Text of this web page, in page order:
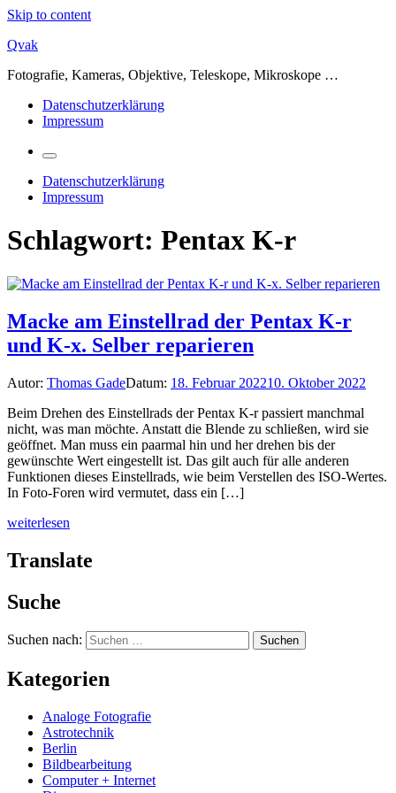
Skip to content
Qvak
Fotografie, Kameras, Objektive, Teleskope, Mikroskope …
Datenschutzerklärung
Impressum
Datenschutzerklärung
Impressum
Schlagwort: Pentax K-r
Macke am Einstellrad der Pentax K-r
und K-x. Selber reparieren
Autor: Thomas GadeDatum: 18. Februar 202210. Oktober 2022
Beim Drehen des Einstellrads der Pentax K-r passiert manchmal
nicht, was man möchte. Anstatt die Blende zu schließen, wird sie
geöffnet. Man muss ein paarmal hin und her drehen bis der
gewünschte Wert eingestellt ist. Das gilt auch für alle anderen
Funktionen dieses Einstellrads, wie beim Verstellen des ISO-Wertes.
In Foto-Foren wird vermutet, dass ein […]
weiterlesen
Translate
Suche
Suchen nach:
Kategorien
Analoge Fotografie
Astrotechnik
Berlin
Bildbearbeitung
Computer + Internet